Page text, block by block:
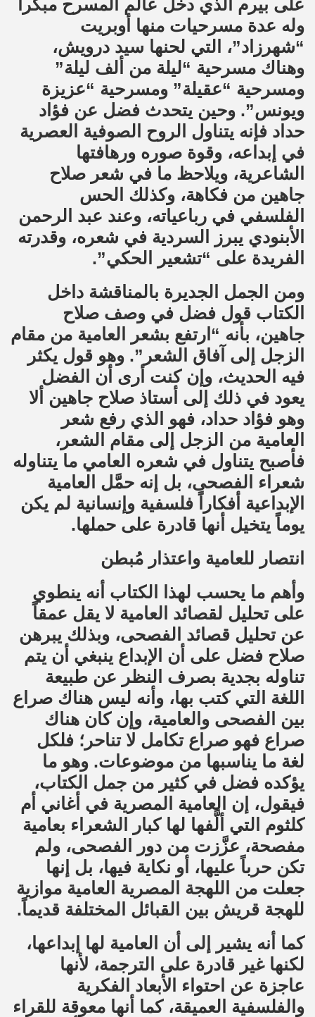
على بيرم الذي دخل عالم المسرح مبكراً
وله عدة مسرحيات منها أوبريت
“شهرزاد”، التي لحنها سيد درويش،
وهناك مسرحية “ليلة من ألف ليلة”
ومسرحية “عقيلة” ومسرحية “عزيزة
ويونس”. وحين يتحدث فضل عن فؤاد
حداد فإنه يتناول الروح الصوفية العصرية
في إبداعه، وقوة صوره ورهافتها
الشاعرية، ويلاحظ ما في شعر صلاح
جاهين من فكاهة، وكذلك الحس
الفلسفي في رباعياته، وعند عبد الرحمن
الأبنودي يبرز السردية في شعره، وقدرته
الفريدة على “تشعير الحكي”.
ومن الجمل الجديرة بالمناقشة داخل
الكتاب قول فضل في وصف صلاح
جاهين، بأنه “ارتفع بشعر العامية من مقام
الزجل إلى آفاق الشعر”. وهو قول يكثر
فيه الحديث، وإن كنت أرى أن الفضل
يعود في ذلك إلى أستاذ صلاح جاهين ألا
وهو فؤاد حداد، فهو الذي رفع شعر
العامية من الزجل إلى مقام الشعر،
فأصبح يتناول في شعره العامي ما يتناوله
شعراء الفصحى، بل إنه حمَّل العامية
الإبداعية أفكاراً فلسفية وإنسانية لم يكن
يوماً يتخيل أنها قادرة على حملها.
انتصار للعامية واعتذار مُبطن
وأهم ما يحسب لهذا الكتاب أنه ينطوي
على تحليل لقصائد العامية لا يقل عمقاً
عن تحليل قصائد الفصحى، وبذلك يبرهن
صلاح فضل على أن الإبداع ينبغي أن يتم
تناوله بجدية بصرف النظر عن طبيعة
اللغة التي كتب بها، وأنه ليس هناك صراع
بين الفصحى والعامية، وإن كان هناك
صراع فهو صراع تكامل لا تناحر؛ فلكل
لغة ما يناسبها من موضوعات. وهو ما
يؤكده فضل في كثير من جمل الكتاب،
فيقول، إن العامية المصرية في أغاني أم
كلثوم التي ألَّفها لها كبار الشعراء بعامية
مفصحة، عزَّزت من دور الفصحى، ولم
تكن حرباً عليها، أو نكاية فيها، بل إنها
جعلت من اللهجة المصرية العامية موازية
للهجة قريش بين القبائل المختلفة قديماً.
كما أنه يشير إلى أن العامية لها إبداعها،
لكنها غير قادرة على الترجمة، لأنها
عاجزة عن احتواء الأبعاد الفكرية
والفلسفية العميقة، كما أنها معوقة للقراء